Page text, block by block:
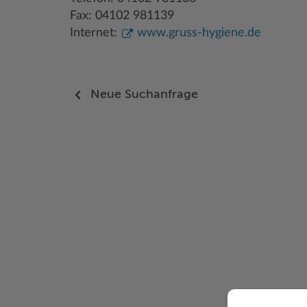
Fax: 04102 981139
Internet:
www.gruss-hygiene.de
Neue Suchanfrage